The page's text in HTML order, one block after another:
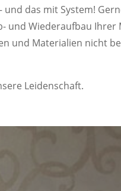
das mit System!
und Wiederaufbau
und Materialien nicht
Leidenschaft.